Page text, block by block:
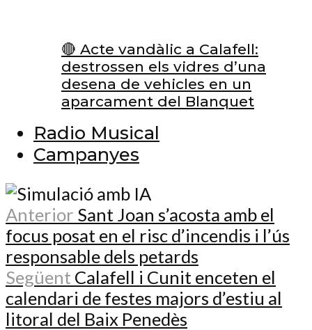
🔴 Acte vandàlic a Calafell:
destrossen els vidres d’una
desena de vehicles en un
aparcament del Blanquet
Radio Musical
Campanyes
Anterior Sant Joan s’acosta amb el
focus posat en el risc d’incendis i l’ús
responsable dels petards
Següent Calafell i Cunit enceten el
calendari de festes majors d’estiu al
litoral del Baix Penedès